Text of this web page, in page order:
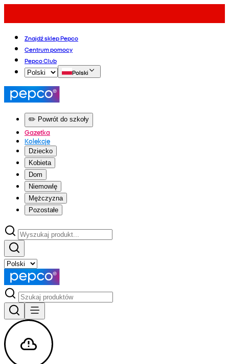
Znajdź sklep Pepco
Centrum pomocy
Pepco Club
Polski
✏️ Powrót do szkoły
Gazetka
Kolekcje
Dziecko
Kobieta
Dom
Niemowlę
Mężczyzna
Pozostałe